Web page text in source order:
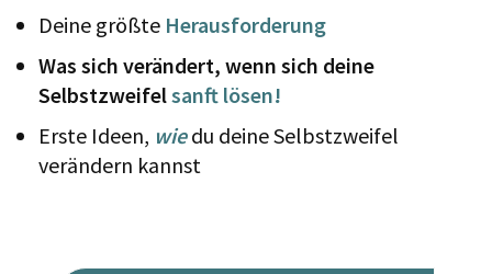
Deine größte Herausforderung
Was sich verändert, wenn sich deine
Selbstzweifelsanft lösen!
Erste Ideen, wie du deine Selbstzweifel
verändern kannst